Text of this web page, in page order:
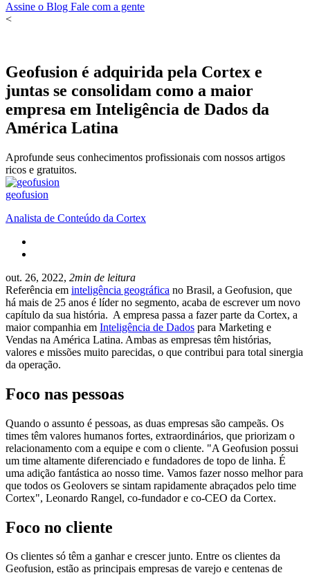
Assine o Blog Fale com a gente
<
Geofusion é adquirida pela Cortex e
juntas se consolidam como a maior
empresa em Inteligência de Dados da
América Latina
Aprofunde seus conhecimentos profissionais com nossos artigos
ricos e gratuitos.
geofusion
Analista de Conteúdo da Cortex
out. 26, 2022, 2min de leitura
Referência em inteligência geográfica no Brasil, a Geofusion, que
há mais de 25 anos é líder no segmento, acaba de escrever um novo
capítulo da sua história. A empresa passa a fazer parte da Cortex, a
maior companhia em Inteligência de Dados para Marketing e
Vendas na América Latina. Ambas as empresas têm histórias,
valores e missões muito parecidas, o que contribui para total sinergia
da operação.
Foco nas pessoas
Quando o assunto é pessoas, as duas empresas são campeãs. Os
times têm valores humanos fortes, extraordinários, que priorizam o
relacionamento com a equipe e com o cliente. "A Geofusion possui
um time altamente diferenciado e fundadores de topo de linha. É
uma adição fantástica ao nosso time. Vamos fazer nosso melhor para
que todos os Geolovers se sintam rapidamente abraçados pelo time
Cortex", Leonardo Rangel, co-fundador e co-CEO da Cortex.
Foco no cliente
Os clientes só têm a ganhar e crescer junto. Entre os clientes da
Geofusion, estão as principais empresas de varejo e centenas de